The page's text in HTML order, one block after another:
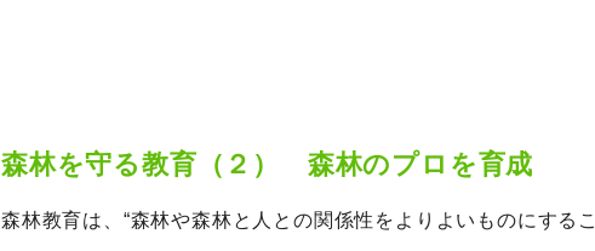
森林を守る教育（２） 森林のプロを育成
森林教育は、“森林や森林と人との関係性をよりよいものにする